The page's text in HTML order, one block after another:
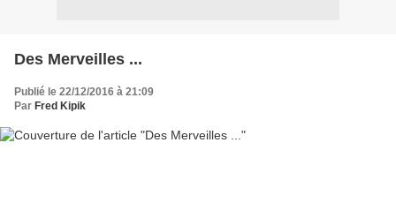
Des Merveilles ...
Publié le 22/12/2016 à 21:09
Par Fred Kipik